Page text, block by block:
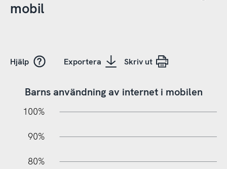
mobil
Hjälp Exportera Skriv ut
Barns användning av internet i mobilen
100%
90%
80%